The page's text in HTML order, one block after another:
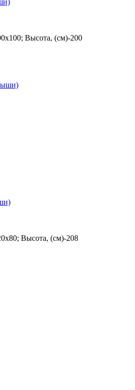
Высота, (см)-200
Высота, (см)-208